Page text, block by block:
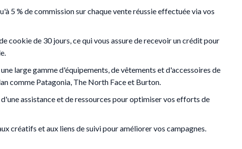
5 % de commission sur chaque vente réussie effectuée via vos
cookie de 30 jours, ce qui vous assure de recevoir un crédit pour
large gamme d'équipements, de vêtements et d'accessoires de
comme Patagonia, The North Face et Burton.
assistance et de ressources pour optimiser vos efforts de
créatifs et aux liens de suivi pour améliorer vos campagnes.